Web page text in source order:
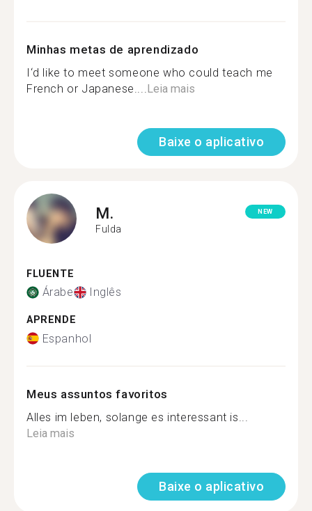
Minhas metas de aprendizado
I‘d like to meet someone who could teach me
French or Japanese.... Leia mais
Baixe o aplicativo
M.
Fulda
NEW
FLUENTE
Árabe Inglês
APRENDE
Espanhol
Meus assuntos favoritos
Alles im leben, solange es interessant is...
Leia mais
Baixe o aplicativo